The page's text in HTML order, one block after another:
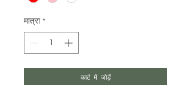
मात्रा *
कार्ट में जोड़ें